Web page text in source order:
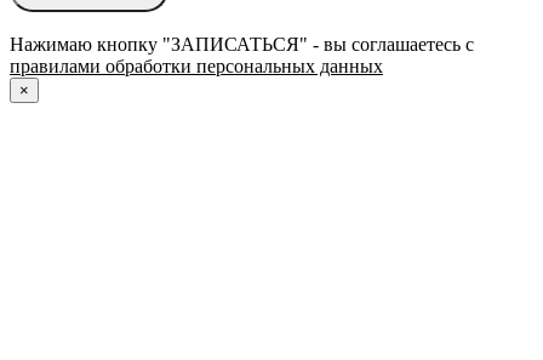
Нажимаю кнопку "ЗАПИСАТЬСЯ" - вы соглашаетесь с
правилами обработки персональных данных
×